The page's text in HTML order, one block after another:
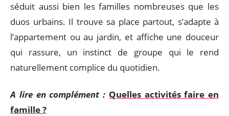
séduit aussi bien les familles nombreuses que les
duos urbains. Il trouve sa place partout, s’adapte à
l’appartement ou au jardin, et affiche une douceur
qui rassure, un instinct de groupe qui le rend
naturellement complice du quotidien.
A lire en complément : Quelles activités faire en
famille ?